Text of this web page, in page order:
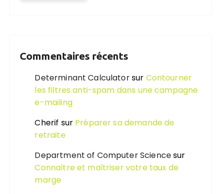
Commentaires récents
Determinant Calculatorsur Contourner
les filtres anti-spam dans une campagne
e-mailing
Cherif sur Préparer sa demande de
retraite
Department of Computer Sciencesur
Connaître et maîtriser votre taux de
marge